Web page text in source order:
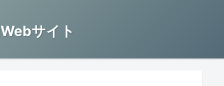
サイト